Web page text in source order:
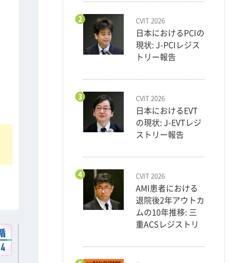
2 CVIT 2026
日本におけるPCIの
現状: J-PCIレジス
トリー報告
3 CVIT 2026
日本におけるEVT
の現状: J-EVTレジ
ストリー報告
4 CVIT 2026
AMI患者における
退院後2年アウトカ
ムの10年推移: 三
重ACSレジストリ